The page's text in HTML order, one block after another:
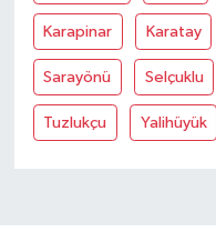
Karapinar Karatay
Sarayönü Selçuklu
Tuzlukçu Yalihüyük